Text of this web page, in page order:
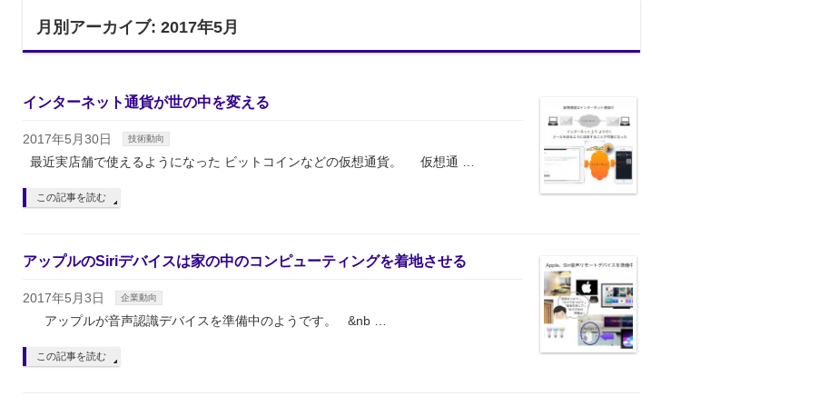
月別アーカイブ: 2017年5月
インターネット通貨が世の中を変える
2017年5月30日 技術動向
最近実店舗で使えるようになった ビットコインなどの仮想通貨。 仮想通 …
この記事を読む
アップルのSiriデバイスは家の中のコンピューティングを着地させる
2017年5月3日 企業動向
アップルが音声認識デバイスを準備中のようです。 &nb …
この記事を読む